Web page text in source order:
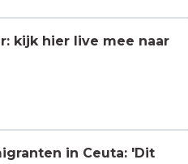
kijk hier live mee naar
in Ceuta: 'Dit